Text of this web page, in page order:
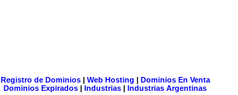
Registro de Dominios| Web Hosting | Dominios En Venta
Dominios Expirados | Industrias | Industrias Argentinas